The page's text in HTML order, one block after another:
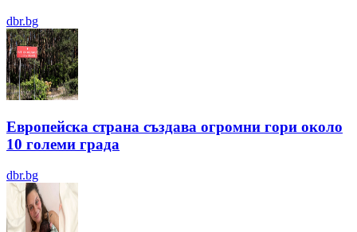
dbr.bg
Европейска страна създава огромни гори около
10 големи града
dbr.bg